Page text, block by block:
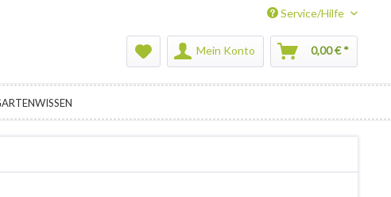
Service/Hilfe
Mein Konto 0,00 € *